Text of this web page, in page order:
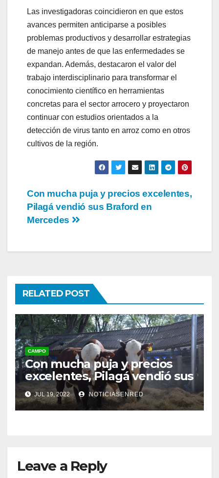
Las investigadoras coincidieron en que estos
avances permiten anticiparse a posibles
problemas productivos y desarrollar estrategias
de manejo antes de que las enfermedades se
expandan. Además, destacaron el valor del
trabajo interdisciplinario para transformar el
conocimiento científico en herramientas
concretas para el sector arrocero y proyectaron
continuar con estudios orientados a la
detección de virus tanto en arroz como en otros
cultivos de la región.
Post
navigation
Con mucha puja y precios excelentes,
Pilagá vendió sus Braford en
Mercedes
RELATED POST
CAMPO
Con mucha puja y precios
excelentes, Pilagá vendió sus
Braford en Mercedes
JUL 19, 2022 NOTICIASENRED
Leave a Reply